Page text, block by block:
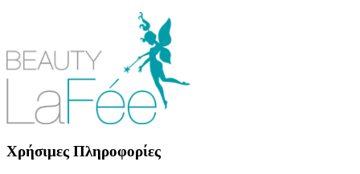
Χρήσιμες Πληροφορίες